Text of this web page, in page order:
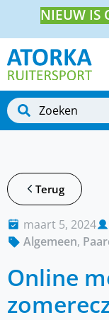
NIEUW IS
Terug
maart 5, 2024
Algemeen,
Online